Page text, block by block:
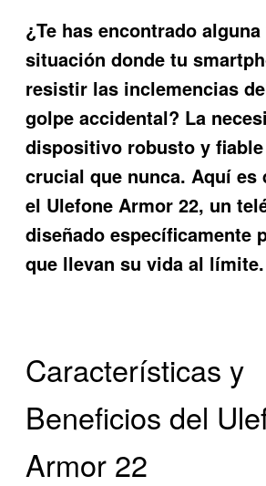
¿Te has encontrado
situación donde tu
resistir las inclemencias
golpe accidental? La
dispositivo robusto y
crucial que nunca. Aquí es
el Ulefone Armor 22, un
diseñado específicamente
que llevan su vida al límite.
Características y
Beneficios del
Armor 22